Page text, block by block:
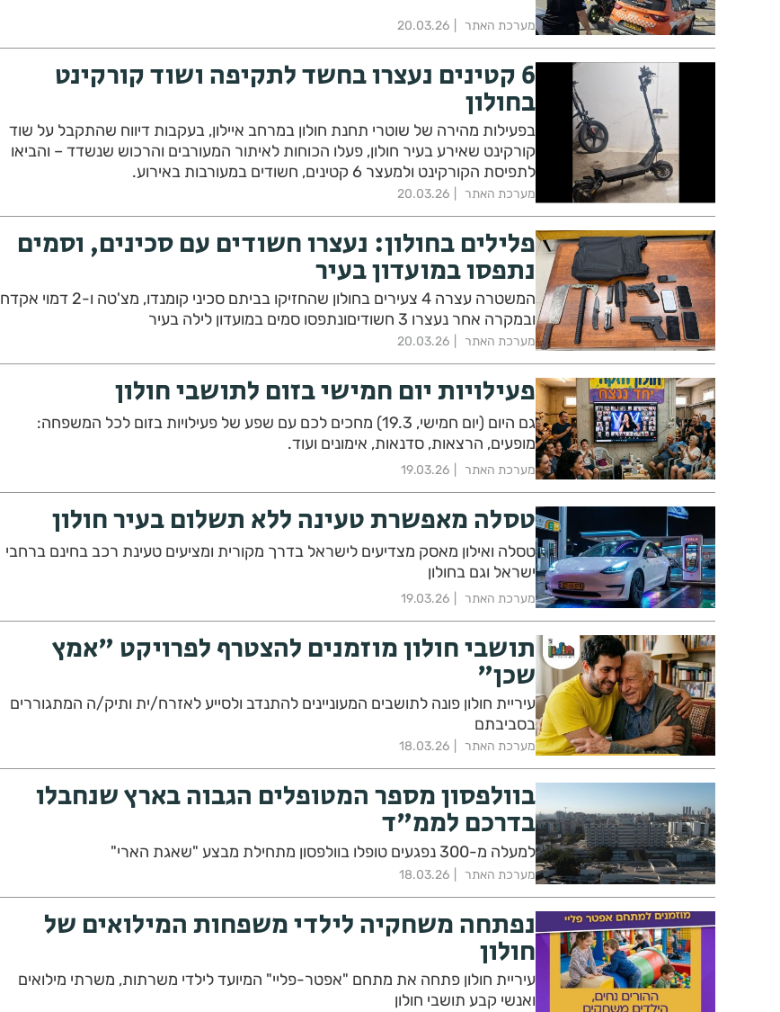
מערכת האתר 20.03.26
6 קטינים נעצרו בחשד לתקיפה ושוד קורקינט
בחולון
בפעילות מהירה של שוטרי תחנת חולון במרחב איילון, בעקבות דיווח שהתקבל על שוד
קורקינט שאירע בעיר חולון, פעלו הכוחות לאיתור המעורבים והרכוש שנשדד – והביאו
לתפיסת הקורקינט ולמעצר 6 קטינים, חשודים במעורבות באירוע.
מערכת האתר 20.03.26
פלילים בחולון: נעצרו חשודים עם סכינים, וסמים
נתפסו במועדון בעיר
המשטרה עצרה 4 צעירים בחולון שהחזיקו בביתם סכיני קומנדו, מצ'טה ו-2 דמוי אקדח
ובמקרה אחר נעצרו 3 חשודיםונתפסו סמים במועדון לילה בעיר
מערכת האתר 20.03.26
פעילויות יום חמישי בזום לתושבי חולון
גם היום (יום חמישי, 19.3) מחכים לכם עם שפע של פעילויות בזום לכל המשפחה:
מופעים, הרצאות, סדנאות, אימונים ועוד.
מערכת האתר 19.03.26
טסלה מאפשרת טעינה ללא תשלום בעיר חולון
טסלה ואילון מאסק מצדיעים לישראל בדרך מקורית ומציעים טעינת רכב בחינם ברחבי
ישראל וגם בחולון
מערכת האתר 19.03.26
תושבי חולון מוזמנים להצטרף לפרויקט "אמץ
שכן"
עיריית חולון פונה לתושבים המעוניינים להתנדב ולסייע לאזרח/ית ותיק/ה המתגוררים
בסביבתם
מערכת האתר 18.03.26
בוולפסון מספר המטופלים הגבוה בארץ שנחבלו
בדרכם לממ"ד
למעלה מ-300 נפגעים טופלו בוולפסון מתחילת מבצע "שאגת הארי"
מערכת האתר 18.03.26
נפתחה משחקיה לילדי משפחות המילואים של
חולון
עיריית חולון פתחה את מתחם "אפטר-פליי" המיועד לילדי משרתות, משרתי מילואים
ואנשי קבע תושבי חולון